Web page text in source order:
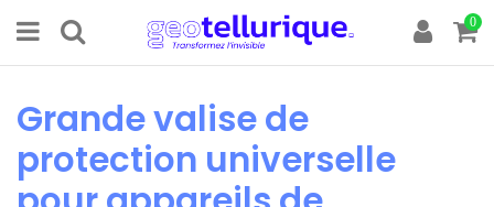
0
Grande valise de
protection universelle